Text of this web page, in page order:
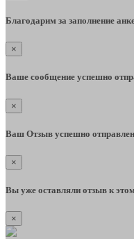
Благодарим за заполнение
×
Ваше сообщение успешно
×
Ваш Отзыв успешно
×
Вы уже оставляли отзыв к
×